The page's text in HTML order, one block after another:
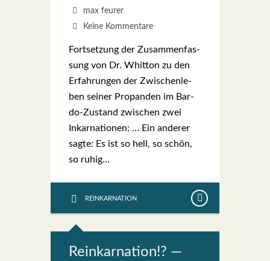
max feurer
Keine Kommentare
Fort­set­zung der Zusam­men­fas­
sung von Dr. Whit­ton zu den
Erfah­run­gen der Zwi­schen­le­
ben sei­ner Pro­pan­den im Bar­­
do-Zustand zwi­schen zwei
Inkar­na­tio­nen: … Ein ande­rer
sag­te: Es ist so hell, so schön,
so ruhig…
REINKARNATION
Reinkar­na­ti­on!? —